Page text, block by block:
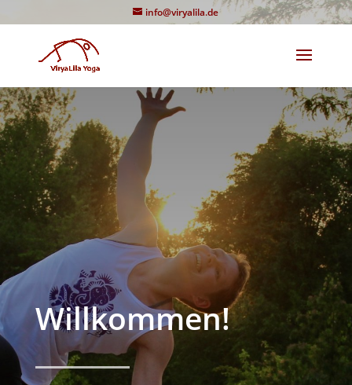
info@viryalila.de
Willkommen!